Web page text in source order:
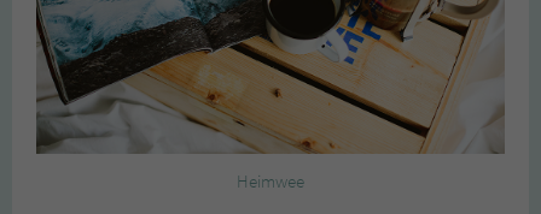
Heimwee